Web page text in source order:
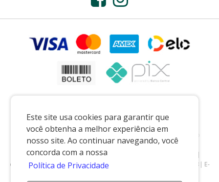
Este site usa cookies para garantir que
você obtenha a melhor experiência em
nosso site. Ao continuar navegando, você
concorda com a nossa
Política de Privacidade
Preços e condições exclusivos para o casadaporcelana.com.br e para o
televendas, podendo sofrer alterações sem prévia notiﬁcação.
CASA DA PORCELANA COMERCIO LTDA
|
casadaporcelana.com.br|Pedreira/SP
| Telefone: 19 99299-5668| E-